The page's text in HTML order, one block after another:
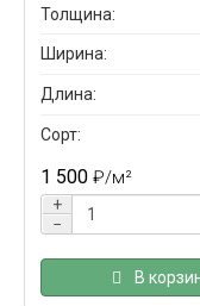
Толщина:
Ширина:
Длина:
Сорт:
1 500 ₽/м²
+
−
В